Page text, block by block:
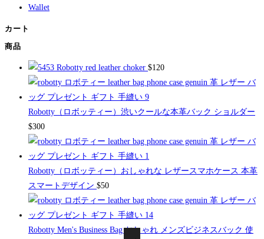
Wallet
カート
商品
Robotty red leather choker $120
Robotty（ロボッティー）渋いクールな本革バック ショルダー
$300
Robotty（ロボッティー）おしゃれな レザースマホケース 本革
スマートデザイン $50
Robotty Men's Business Bag おしゃれ メンズビジネスバック 使